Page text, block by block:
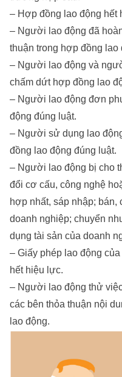
– Hợp đồng lao động hết
– Người lao động đã
thuận trong hợp đồng lao
– Người lao động và
chấm dứt hợp đồng lao
– Người lao động đơn
động đúng luật.
– Người sử dụng lao
đồng lao động đúng luật.
– Người lao động bị cho
đổi cơ cấu, công nghệ
hợp nhất, sáp nhập; bán,
doanh nghiệp; chuyển
dụng tài sản của doanh
– Giấy phép lao động
hết hiệu lực.
– Người lao động thử
các bên thỏa thuận nội
lao động.